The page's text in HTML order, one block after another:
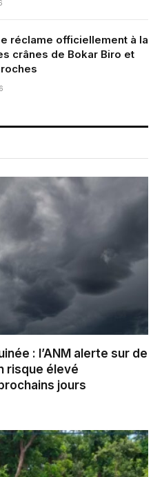
réclame officiellement à la
crânes de Bokar Biro et
: l’ANM alerte sur de
risque élevé
jours